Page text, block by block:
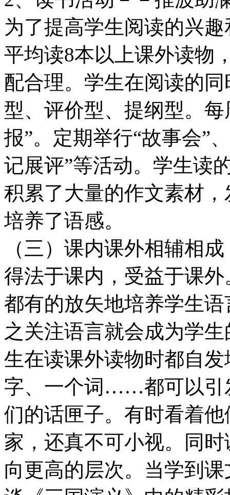
为了提高学生阅读的兴
平均读8本以上课外读物
配合理。学生在阅读的
型、评价型、提纲型。
报”。定期举行“故事会”
记展评”等活动。学生读
积累了大量的作文素材
培养了语感。
（三）课内课外相辅相成
得法于课内，受益于课
都有的放矢地培养学生
之关注语言就会成为学
生在读课外读物时都自
字、一个词……都可以引
们的话匣子。有时看着
家，还真不可小视。同
向更高的层次。当学到